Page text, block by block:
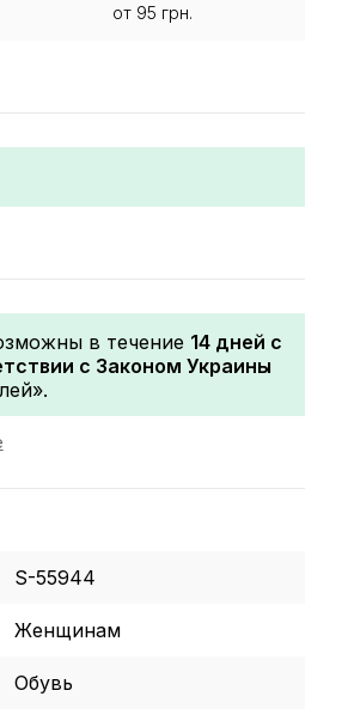
от 95 грн.
в течение 14 дней с
с Законом Украины
S-55944
Женщинам
Обувь